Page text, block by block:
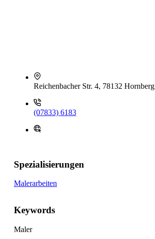
Reichenbacher Str. 4, 78132 Hornberg
(07833) 6183
Spezialisierungen
Malerarbeiten
Keywords
Maler